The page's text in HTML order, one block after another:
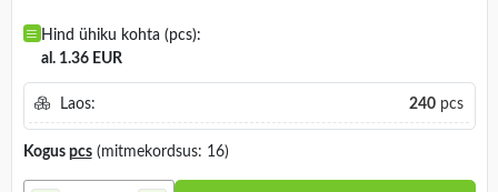
Hind ühiku kohta (pcs):
al. 1.36 EUR
Laos: 240pcs
Kogus pcs(mitmekordsus: 16)